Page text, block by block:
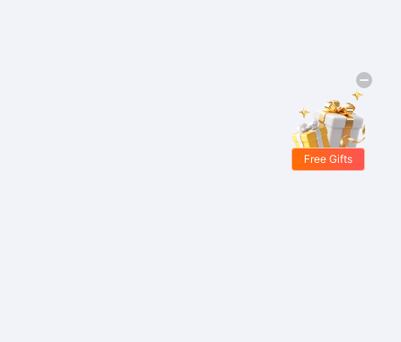
Free Gifts